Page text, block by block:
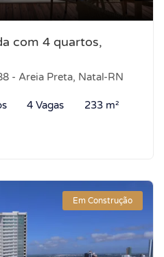
com 4 quartos,
- Areia Preta, Natal-RN
4 Vagas 233 m²
Em Construção